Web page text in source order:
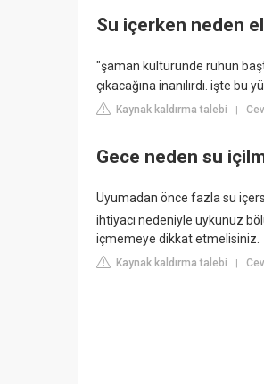
Su içerken neden
"şaman kültüründe ruhun
çıkacağına inanılırdı. işte bu
Kaynak kaldırma talebi |
Gece neden su
Uyumadan önce fazla su
ihtiyacı nedeniyle uykunuz
içmemeye dikkat etmelisiniz.
Kaynak kaldırma talebi